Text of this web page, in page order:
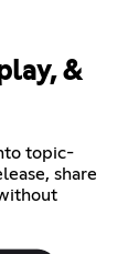
&
topic-
share